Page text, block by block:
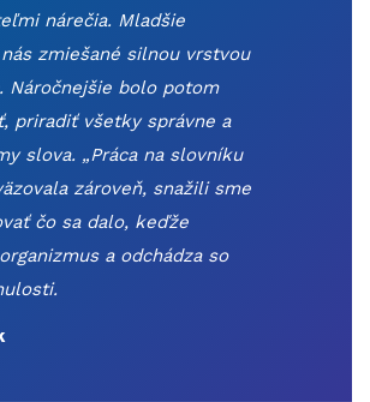
nárečia. Mladšie
zmiešané silnou vrstvou
Náročnejšie bolo potom
priradiť všetky správne a
slova. „Práca na slovníku
zároveň, snažili sme
čo sa dalo, keďže
a odchádza so